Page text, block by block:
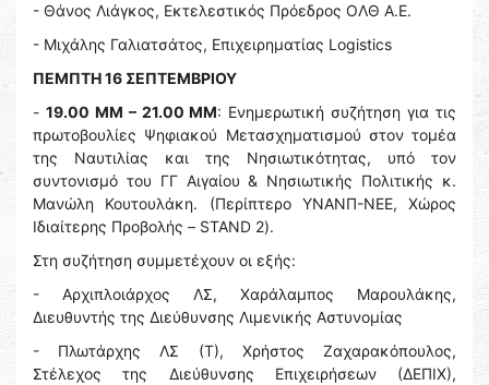
- Θάνος Λιάγκος, Εκτελεστικός Πρόεδρος ΟΛΘ Α.Ε.
- Μιχάλης Γαλιατσάτος, Επιχειρηματίας Logistics
ΠΕΜΠΤΗ 16 ΣΕΠΤΕΜΒΡΙΟΥ
- 19.00 ΜΜ – 21.00 ΜΜ: Ενημερωτική συζήτηση για τις
πρωτοβουλίες Ψηφιακού Μετασχηματισμού στον τομέα
της Ναυτιλίας και της Νησιωτικότητας, υπό τον
συντονισμό του ΓΓ Αιγαίου & Νησιωτικής Πολιτικής κ.
Μανώλη Κουτουλάκη. (Περίπτερο ΥΝΑΝΠ-ΝΕΕ, Χώρος
Ιδιαίτερης Προβολής – STAND 2).
Στη συζήτηση συμμετέχουν οι εξής:
- Αρχιπλοιάρχος ΛΣ, Χαράλαμπος Μαρουλάκης,
Διευθυντής της Διεύθυνσης Λιμενικής Αστυνομίας
- Πλωτάρχης ΛΣ (Τ), Χρήστος Ζαχαρακόπουλος,
Στέλεχος της Διεύθυνσης Επιχειρήσεων (ΔΕΠΙΧ),